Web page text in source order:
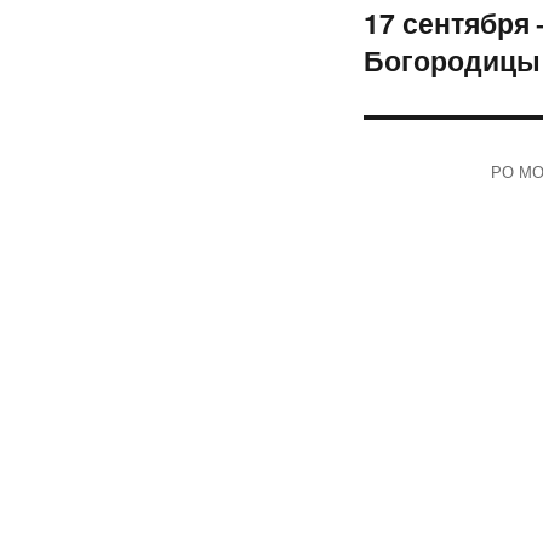
Следующая
запись:
17
РО